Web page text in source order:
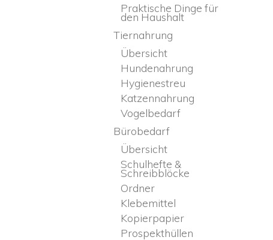
Praktische Dinge für
den Haushalt
Tiernahrung
Übersicht
Hundenahrung
Hygienestreu
Katzennahrung
Vogelbedarf
Bürobedarf
Übersicht
Schulhefte &
Schreibblöcke
Ordner
Klebemittel
Kopierpapier
Prospekthüllen